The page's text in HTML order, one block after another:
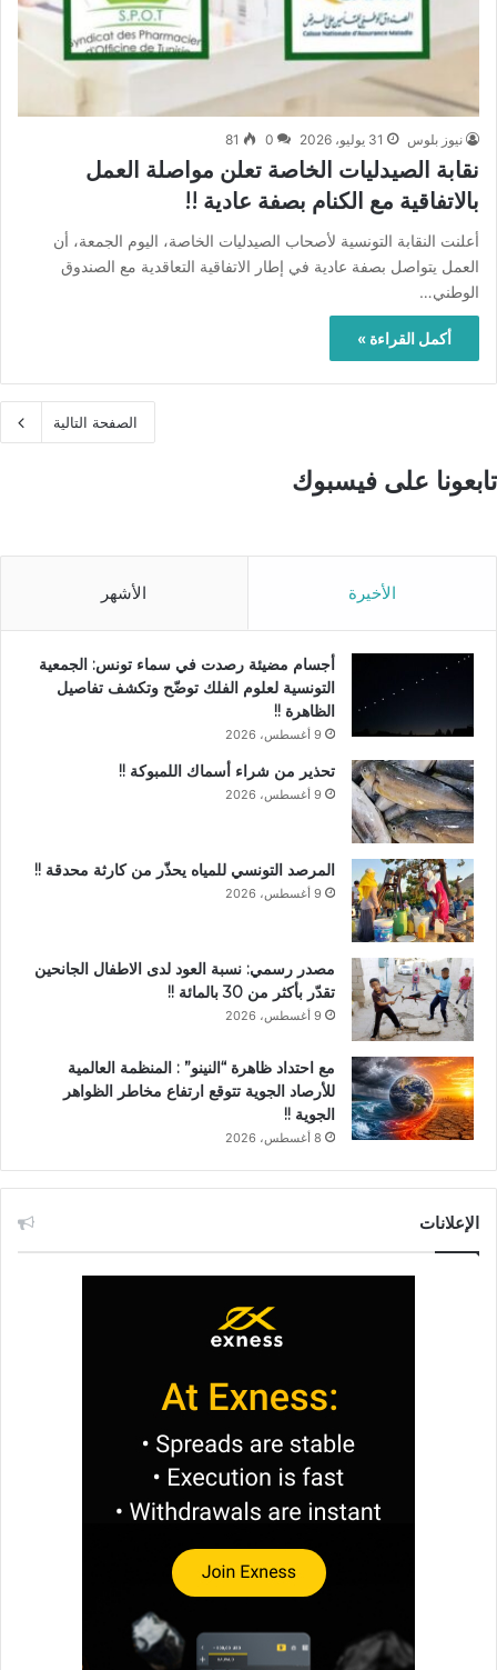
نيوز بلوس 31 يوليو، 2026 0
81
نقابة الصيدليات الخاصة تعلن مواصلة العمل
بالاتفاقية مع الكنام بصفة عادية !!
أعلنت النقابة التونسية لأصحاب الصيدليات الخاصة، اليوم الجمعة، أن
العمل يتواصل بصفة عادية في إطار الاتفاقية التعاقدية مع الصندوق
الوطني…
أكمل القراءة »
الصفحة التالية
تابعونا على فيسبوك
الأخيرة الأشهر
أجسام مضيئة رصدت في سماء تونس: الجمعية
التونسية لعلوم الفلك توضّح وتكشف تفاصيل
الظاهرة !!
9 أغسطس، 2026
تحذير من شراء أسماك اللمبوكة !!
9 أغسطس، 2026
المرصد التونسي للمياه يحذّر من كارثة محدقة !!
9 أغسطس، 2026
مصدر رسمي: نسبة العود لدى الاطفال الجانحين
تقدّر بأكثر من 30 بالمائة !!
9 أغسطس، 2026
مع احتداد ظاهرة “النينو” : المنظمة العالمية
للأرصاد الجوية تتوقع ارتفاع مخاطر الظواهر
الجوية !!
8 أغسطس، 2026
الإعلانات